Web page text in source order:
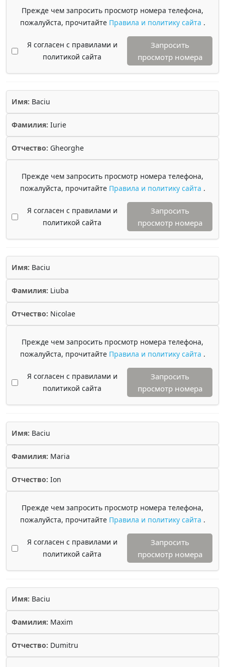
Прежде чем запросить просмотр номера телефона,
пожалуйста, прочитайте Правила и политику сайта .
Я согласен с правилами и
политикой сайта
Запросить
просмотр номера
Имя: Baciu
Фамилия: Iurie
Отчество: Gheorghe
Прежде чем запросить просмотр номера телефона,
пожалуйста, прочитайте Правила и политику сайта .
Я согласен с правилами и
политикой сайта
Запросить
просмотр номера
Имя: Baciu
Фамилия: Liuba
Отчество: Nicolae
Прежде чем запросить просмотр номера телефона,
пожалуйста, прочитайте Правила и политику сайта .
Я согласен с правилами и
политикой сайта
Запросить
просмотр номера
Имя: Baciu
Фамилия: Maria
Отчество: Ion
Прежде чем запросить просмотр номера телефона,
пожалуйста, прочитайте Правила и политику сайта .
Я согласен с правилами и
политикой сайта
Запросить
просмотр номера
Имя: Baciu
Фамилия: Maxim
Отчество: Dumitru